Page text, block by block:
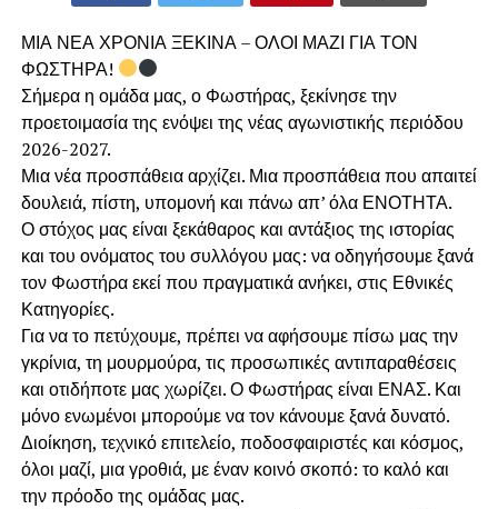
ΜΙΑ ΝΕΑ ΧΡΟΝΙΑ ΞΕΚΙΝΑ – ΟΛΟΙ ΜΑΖΙ ΓΙΑ ΤΟΝ
ΦΩΣΤΗΡΑ!
Σήμερα η ομάδα μας, ο Φωστήρας, ξεκίνησε την
προετοιμασία της ενόψει της νέας αγωνιστικής περιόδου
2026-2027.
Μια νέα προσπάθεια αρχίζει. Μια προσπάθεια που απαιτεί
δουλειά, πίστη, υπομονή και πάνω απ’ όλα ΕΝΟΤΗΤΑ.
Ο στόχος μας είναι ξεκάθαρος και αντάξιος της ιστορίας
και του ονόματος του συλλόγου μας: να οδηγήσουμε ξανά
τον Φωστήρα εκεί που πραγματικά ανήκει, στις Εθνικές
Κατηγορίες.
Για να το πετύχουμε, πρέπει να αφήσουμε πίσω μας την
γκρίνια, τη μουρμούρα, τις προσωπικές αντιπαραθέσεις
και οτιδήποτε μας χωρίζει. Ο Φωστήρας είναι ΕΝΑΣ. Και
μόνο ενωμένοι μπορούμε να τον κάνουμε ξανά δυνατό.
Διοίκηση, τεχνικό επιτελείο, ποδοσφαιριστές και κόσμος,
όλοι μαζί, μια γροθιά, με έναν κοινό σκοπό: το καλό και
την πρόοδο της ομάδας μας.